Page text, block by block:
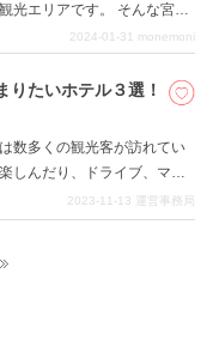
光エリアです。 そんな宮古
いリッチなホテルがたくさ
介します。
2024-01-31 monemoni
りたいホテル３選！
数多くの観光客が訪れてい
しんだり、ドライブ、マリ
とを楽しむことができま
縄本島で泊まりたいホテル
2023-11-13 運営事務局